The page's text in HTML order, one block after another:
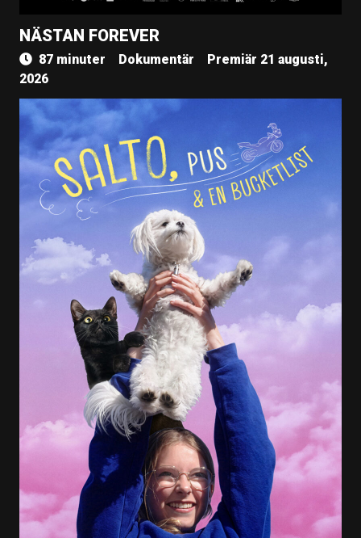
NÄSTAN FOREVER
87 minuter Dokumentär
Premiär 21 augusti,
2026